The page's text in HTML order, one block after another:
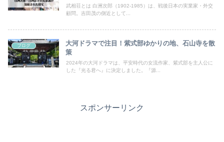
武相荘とは 白洲次郎（1902-1985）は、戦後日本の実業家・外交
顧問。吉田茂の側近として...
ブログ
大河ドラマで注目！紫式部ゆかりの地、石山寺を散
策
2024年の大河ドラマは、平安時代の女流作家、紫式部を主人公に
した『光る君へ』に決定しました。『源...
スポンサーリンク